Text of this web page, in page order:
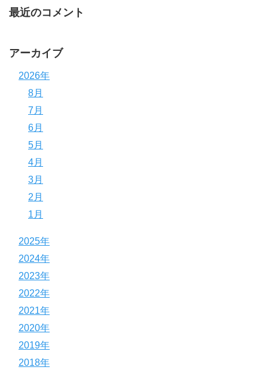
最近のコメント
アーカイブ
2026年
8月
7月
6月
5月
4月
3月
2月
1月
2025年
2024年
2023年
2022年
2021年
2020年
2019年
2018年